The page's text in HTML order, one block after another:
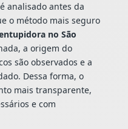
analisado antes da
o método mais seguro
no São
a origem do
são observados e a
Dessa forma, o
mais transparente,
e com